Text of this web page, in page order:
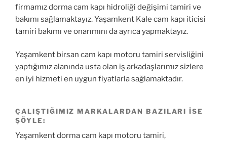
firmamız dorma cam kapı hidroliği değişimi tamiri ve
bakımı sağlamaktayız. Yaşamkent Kale cam kapı iticisi
tamiri bakımı ve onarımını da ayrıca yapmaktayız.
Yaşamkent birsan cam kapı motoru tamiri servisliğini
yaptığımız alanında usta olan iş arkadaşlarımız sizlere
en iyi hizmeti en uygun fiyatlarla sağlamaktadır.
ÇALIŞTIĞIMIZ MARKALARDAN BAZILARI ISE
ŞÖYLE:
Yaşamkent dorma cam kapı motoru tamiri,